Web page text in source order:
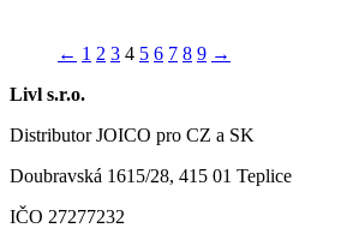
← 1 2 3 4 5 6 7 8 9 →
Livl s.r.o.
Distributor JOICO pro CZ a SK
Doubravská 1615/28, 415 01 Teplice
IČO 27277232